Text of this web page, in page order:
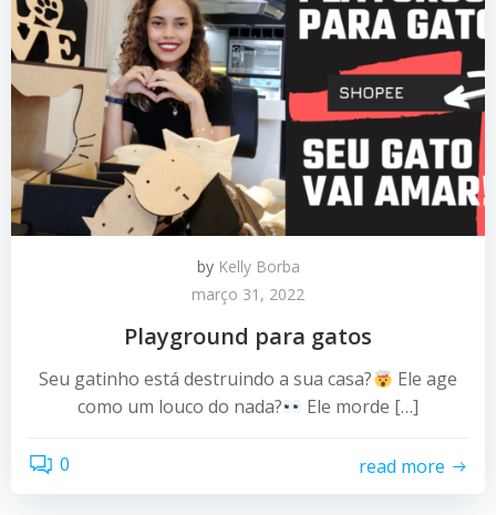
by Kelly Borba
março 31, 2022
Playground para gatos
Seu gatinho está destruindo a sua casa?
Ele age
como um louco do nada?
Ele morde […]
0 read more